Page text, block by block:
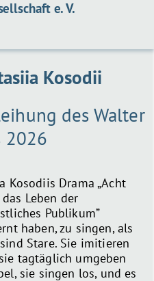
e. V.
Kosodii
des Walter
2026
Kosodiis Drama „Acht
Leben der
Publikum”
haben, zu singen, als
Stare. Sie imitieren
tagtäglich umgeben
sie singen los, und es